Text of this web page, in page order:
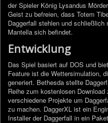
der Spieler König Lysandus
Geist zu befreien, dass Totem
Daggerfall stehlen und
Mantella sich befindet.
Entwicklung
Das Spiel basiert auf DOS und
Feature ist die Wettersimulation,
generiert. Bethesda stellte
Reihe zum kostenlosen
verschiedene Projekte um
zu machen. DaggerXL ist ein
Installer der Daggerfall in ein